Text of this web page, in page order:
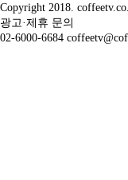
Copyright 2018.
광고·제휴 문의
02-6000-6684